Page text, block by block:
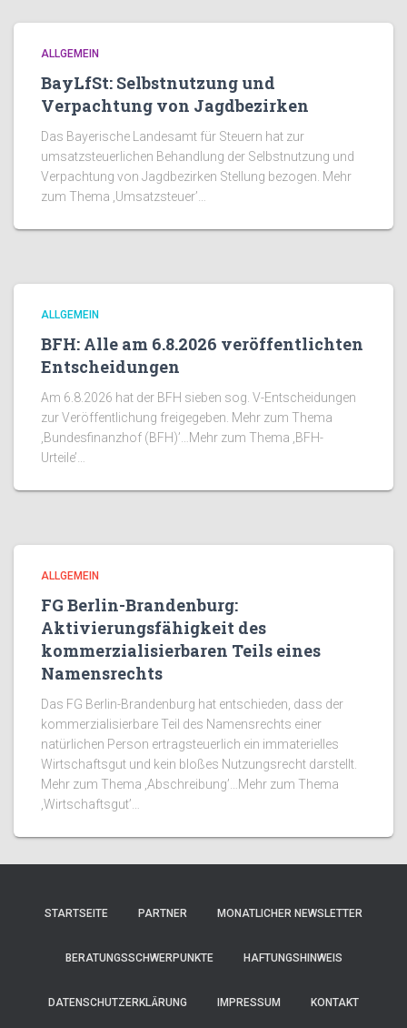
ALLGEMEIN
BayLfSt: Selbstnutzung und
Verpachtung von Jagdbezirken
Das Bayerische Landesamt für Steuern hat zur
umsatzsteuerlichen Behandlung der Selbstnutzung und
Verpachtung von Jagdbezirken Stellung bezogen. Mehr
zum Thema ‚Umsatzsteuer’…
ALLGEMEIN
BFH: Alle am 6.8.2026 veröffentlichten
Entscheidungen
Am 6.8.2026 hat der BFH sieben sog. V-Entscheidungen
zur Veröffentlichung freigegeben. Mehr zum Thema
‚Bundesfinanzhof (BFH)’…Mehr zum Thema ‚BFH-
Urteile’…
ALLGEMEIN
FG Berlin-Brandenburg:
Aktivierungsfähigkeit des
kommerzialisierbaren Teils eines
Namensrechts
Das FG Berlin-Brandenburg hat entschieden, dass der
kommerzialisierbare Teil des Namensrechts einer
natürlichen Person ertragsteuerlich ein immaterielles
Wirtschaftsgut und kein bloßes Nutzungsrecht darstellt.
Mehr zum Thema ‚Abschreibung’…Mehr zum Thema
‚Wirtschaftsgut’…
STARTSEITE PARTNER MONATLICHER NEWSLETTER
BERATUNGSSCHWERPUNKTE HAFTUNGSHINWEIS
DATENSCHUTZERKLÄRUNG IMPRESSUM KONTAKT